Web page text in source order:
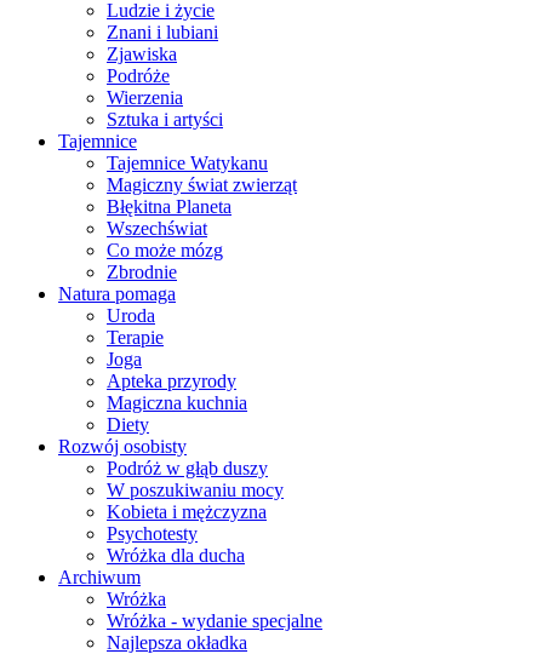
Ludzie i życie
Znani i lubiani
Zjawiska
Podróże
Wierzenia
Sztuka i artyści
Tajemnice
Tajemnice Watykanu
Magiczny świat zwierząt
Błękitna Planeta
Wszechświat
Co może mózg
Zbrodnie
Natura pomaga
Uroda
Terapie
Joga
Apteka przyrody
Magiczna kuchnia
Diety
Rozwój osobisty
Podróż w głąb duszy
W poszukiwaniu mocy
Kobieta i mężczyzna
Psychotesty
Wróżka dla ducha
Archiwum
Wróżka
Wróżka - wydanie specjalne
Najlepsza okładka